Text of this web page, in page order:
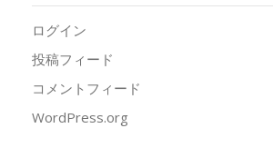
ログイン
投稿フィード
コメントフィード
WordPress.org